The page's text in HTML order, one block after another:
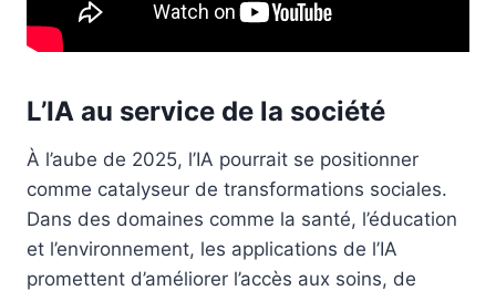
L’IA au service de la société
À l’aube de 2025, l’IA pourrait se positionner
comme catalyseur de transformations sociales.
Dans des domaines comme la santé, l’éducation
et l’environnement, les applications de l’IA
promettent d’améliorer l’accès aux soins, de